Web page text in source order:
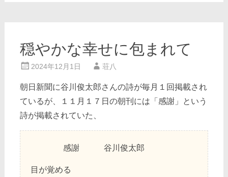
穏やかな幸せに包まれて
2024年12月1日 荘八
朝日新聞に谷川俊太郎さんの詩が毎月１回掲載され
ているが、１１月１７日の朝刊には「感謝」という
詩が掲載されていた、
感謝 谷川俊太郎
目が覚める